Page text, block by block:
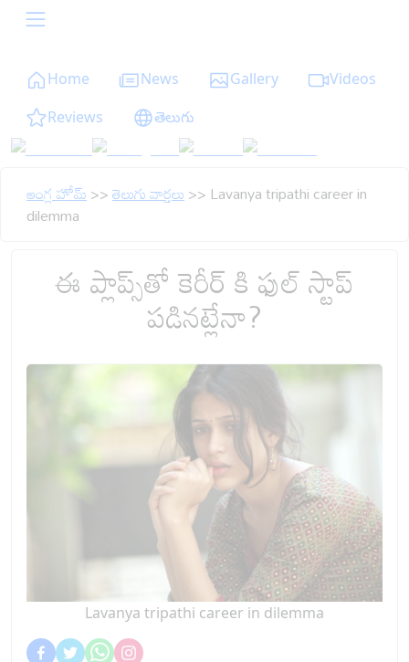
Home News Gallery
Videos
Reviews
తెలుగు
ఆంగ్ల హోమ్>>తెలుగు వార్తలు>> Lavanya tripathi career in
dilemma
ఈ ప్లాప్స్‌తో కెరీర్ కి ఫుల్ స్టాప్
పడినట్లేనా?
Lavanya tripathi career in dilemma